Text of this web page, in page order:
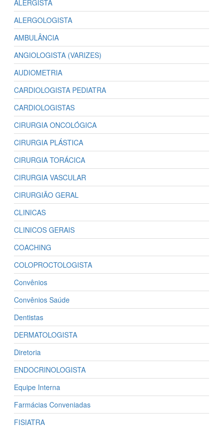
ALERGISTA
ALERGOLOGISTA
AMBULÂNCIA
ANGIOLOGISTA (VARIZES)
AUDIOMETRIA
CARDIOLOGISTA PEDIATRA
CARDIOLOGISTAS
CIRURGIA ONCOLÓGICA
CIRURGIA PLÁSTICA
CIRURGIA TORÁCICA
CIRURGIA VASCULAR
CIRURGIÃO GERAL
CLINICAS
CLINICOS GERAIS
COACHING
COLOPROCTOLOGISTA
Convênios
Convênios Saúde
Dentistas
DERMATOLOGISTA
Diretoria
ENDOCRINOLOGISTA
Equipe Interna
Farmácias Conveniadas
FISIATRA